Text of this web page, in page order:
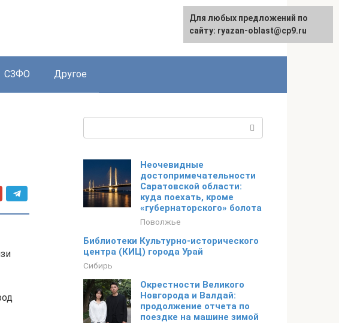
СЗФО Другое
Неочевидные
достопримечательности
Саратовской области:
куда поехать, кроме
«губернаторского» болота
Поволжье
Библиотеки Культурно-исторического
центра (КИЦ) города Урай
Сибирь
Окрестности Великого
Новгорода и Валдай:
продолжение отчета по
поездке на машине зимой
Для любых предложений по
сайту: ryazan-oblast@cp9.ru